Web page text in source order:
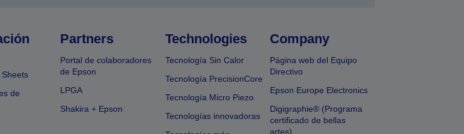
de
Partners
Portal de colaboradores
de Epson
LPGA
Shakira + Epson
Technologies
Tecnología Sin Calor
Tecnología PrecisionCore
Tecnología Micro Piezo
Tecnologías innovadoras
Company
Página web del Equipo
Directivo
Epson Europe Electronics
Digigraphie® (Programa
certificado de bellas
artes)